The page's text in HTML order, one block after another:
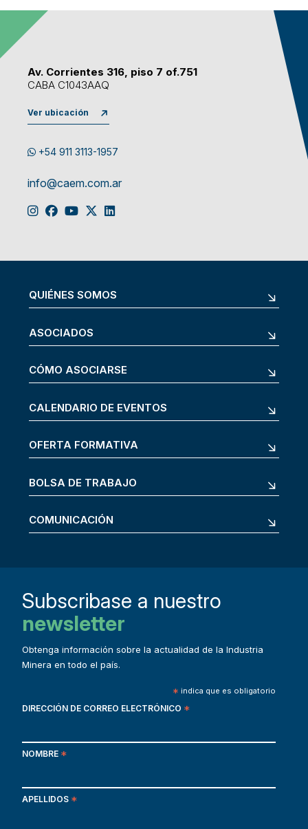
Av. Corrientes 316, piso 7 of.751
CABA C1043AAQ
Ver ubicación
+54 911 3113-1957
info@caem.com.ar
QUIÉNES SOMOS
ASOCIADOS
CÓMO ASOCIARSE
CALENDARIO DE EVENTOS
OFERTA FORMATIVA
BOLSA DE TRABAJO
COMUNICACIÓN
Subscribase a nuestro
newsletter
Obtenga información sobre la actualidad de la Industria
Minera en todo el país.
* indica que es obligatorio
DIRECCIÓN DE CORREO ELECTRÓNICO *
NOMBRE *
APELLIDOS *